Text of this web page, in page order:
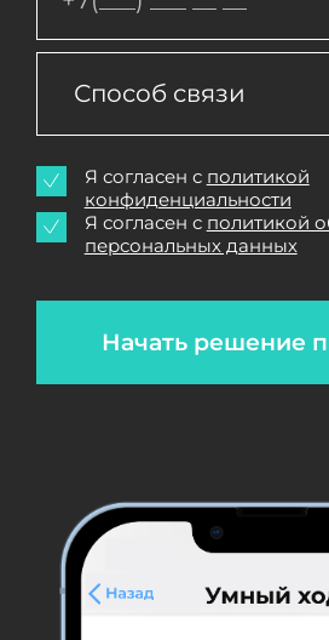
Способ связи
Начать решение
Я согласен с политикой
конфиденциальности
Я согласен с политикой
персональных данных